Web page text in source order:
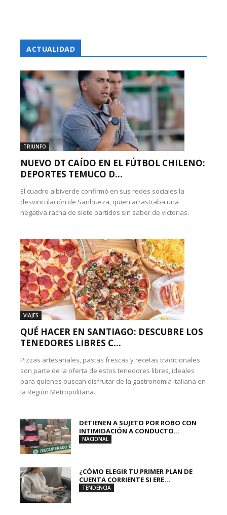
ACTUALIDAD
TRIUNFO
NUEVO DT CAÍDO EN EL FÚTBOL CHILENO:
DEPORTES TEMUCO D...
El cuadro albiverde confirmó en sus redes sociales la
desvinculación de Sanhueza, quien arrastraba una
negativa racha de siete partidos sin saber de victorias.
VIAJES
QUÉ HACER EN SANTIAGO: DESCUBRE LOS
TENEDORES LIBRES C...
Pizzas artesanales, pastas frescas y recetas tradicionales
son parte de la oferta de estos tenedores libres, ideales
para quienes buscan disfrutar de la gastronomía italiana en
la Región Metropolitana.
DETIENEN A SUJETO POR ROBO CON
INTIMIDACIÓN A CONDUCTO...
NACIONAL
¿CÓMO ELEGIR TU PRIMER PLAN DE
CUENTA CORRIENTE SI ERE...
TENDENCIA